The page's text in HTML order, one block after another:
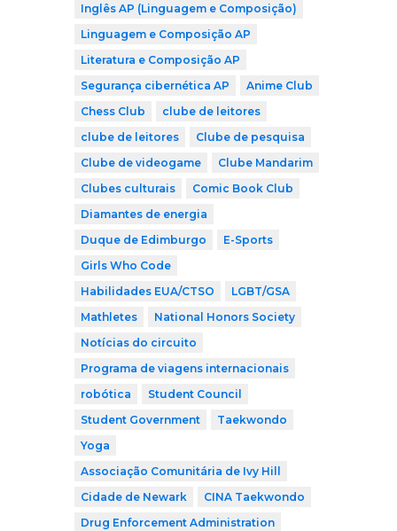
Inglês AP (Linguagem e Composição)
Linguagem e Composição AP
Literatura e Composição AP
Segurança cibernética AP
Anime Club
Chess Club
clube de leitores
clube de leitores
Clube de pesquisa
Clube de videogame
Clube Mandarim
Clubes culturais
Comic Book Club
Diamantes de energia
Duque de Edimburgo
E-Sports
Girls Who Code
Habilidades EUA/CTSO
LGBT/GSA
Mathletes
National Honors Society
Notícias do circuito
Programa de viagens internacionais
robótica
Student Council
Student Government
Taekwondo
Yoga
Associação Comunitária de Ivy Hill
Cidade de Newark
CINA Taekwondo
Drug Enforcement Administration